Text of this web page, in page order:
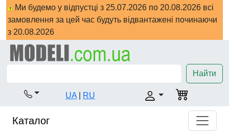
Ми будемо у відпустці з 25.07.2026 по 20.08.2026 всі
замовлення за цей час будуть відвантажені починаючи
з 20.08.2026
Найти
UA RU
Каталог